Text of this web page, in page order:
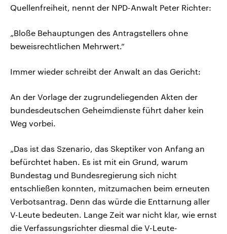
Quellenfreiheit, nennt der NPD-Anwalt Peter Richter:
„Bloße Behauptungen des Antragstellers ohne
beweisrechtlichen Mehrwert.“
Immer wieder schreibt der Anwalt an das Gericht:
An der Vorlage der zugrundeliegenden Akten der
bundesdeutschen Geheimdienste führt daher kein
Weg vorbei.
„Das ist das Szenario, das Skeptiker von Anfang an
befürchtet haben. Es ist mit ein Grund, warum
Bundestag und Bundesregierung sich nicht
entschließen konnten, mitzumachen beim erneuten
Verbotsantrag. Denn das würde die Enttarnung aller
V-Leute bedeuten. Lange Zeit war nicht klar, wie ernst
die Verfassungsrichter diesmal die V-Leute-